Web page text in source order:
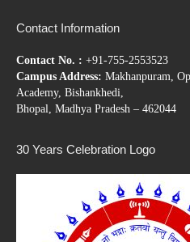
Contact Information
Contact No. : +91-755-2553523
Campus Address: Makhanpuram,
Academy, Bishankhedi,
Bhopal, Madhya Pradesh – 462044
30 Years Celebration Logo